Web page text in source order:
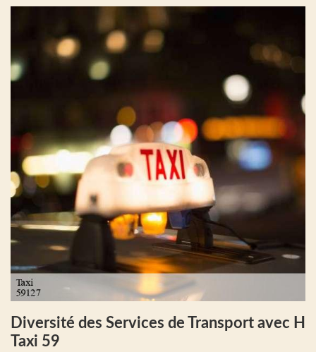
Diversité des Services de Transport avec H
Taxi 59